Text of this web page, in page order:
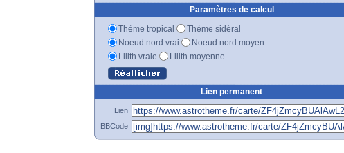
Paramètres de calcul
Thème tropical
Thème sidéral
Noeud nord vrai
Noeud nord moyen
Lilith vraie
Lilith moyenne
Lien permanent
Lien
BBCode